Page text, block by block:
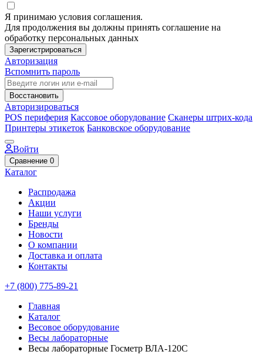
Я принимаю условия соглашения.
Для продолжения вы должны принять соглашение на
обработку персональных данных
Зарегистрироваться
Авторизация
Вспомнить пароль
Восстановить
Авторизироваться
POS периферия Кассовое оборудование Сканеры штрих-кода
Принтеры этикеток Банковское оборудование
Войти
Сравнение 0
Каталог
Распродажа
Акции
Наши услуги
Бренды
Новости
О компании
Доставка и оплата
Контакты
+7 (800) 775-89-21
Главная
Каталог
Весовое оборудование
Весы лабораторные
Весы лабораторные Госметр ВЛА-120С